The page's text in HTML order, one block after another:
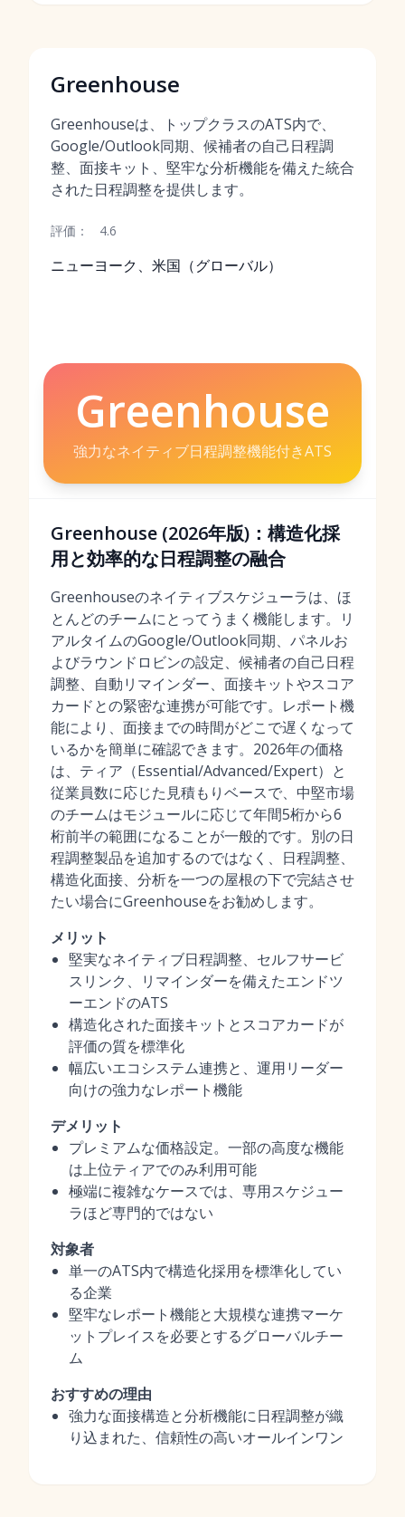
Greenhouse
Greenhouseは、トップクラスのATS内で、
Google/Outlook同期、候補者の自己日程調
整、面接キット、堅牢な分析機能を備えた統合
された日程調整を提供します。
評価： 4.6
ニューヨーク、米国（グローバル）
Greenhouse
強力なネイティブ日程調整機能付きATS
Greenhouse (2026年版)：構造化採
用と効率的な日程調整の融合
Greenhouseのネイティブスケジューラは、ほ
とんどのチームにとってうまく機能します。リ
アルタイムのGoogle/Outlook同期、パネルお
よびラウンドロビンの設定、候補者の自己日程
調整、自動リマインダー、面接キットやスコア
カードとの緊密な連携が可能です。レポート機
能により、面接までの時間がどこで遅くなって
いるかを簡単に確認できます。2026年の価格
は、ティア（Essential/Advanced/Expert）と
従業員数に応じた見積もりベースで、中堅市場
のチームはモジュールに応じて年間5桁から6
桁前半の範囲になることが一般的です。別の日
程調整製品を追加するのではなく、日程調整、
構造化面接、分析を一つの屋根の下で完結させ
たい場合にGreenhouseをお勧めします。
メリット
堅実なネイティブ日程調整、セルフサービ
スリンク、リマインダーを備えたエンドツ
ーエンドのATS
構造化された面接キットとスコアカードが
評価の質を標準化
幅広いエコシステム連携と、運用リーダー
向けの強力なレポート機能
デメリット
プレミアムな価格設定。一部の高度な機能
は上位ティアでのみ利用可能
極端に複雑なケースでは、専用スケジュー
ラほど専門的ではない
対象者
単一のATS内で構造化採用を標準化してい
る企業
堅牢なレポート機能と大規模な連携マーケ
ットプレイスを必要とするグローバルチー
ム
おすすめの理由
強力な面接構造と分析機能に日程調整が織
り込まれた、信頼性の高いオールインワン